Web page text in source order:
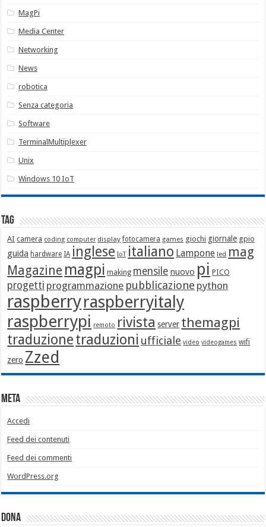
MagPi
Media Center
Networking
News
robotica
Senza categoria
Software
TerminalMultiplexer
Unix
Windows 10 IoT
Tag
AI camera coding computer display fotocamera games giochi giornale gpio
guida hardware IA inglese IoT italiano Lampone led mag
Magazine magpi making mensile nuovo pi PICO
progetti programmazione pubblicazione python
raspberryraspberryitaly
raspberrypi remoto rivista server themagpi
traduzionetraduzioni ufficiale video videogames wifi
zero Zzed
Meta
Accedi
Feed dei contenuti
Feed dei commenti
WordPress.org
Dona